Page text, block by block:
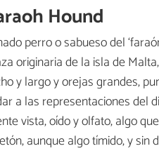
Hound
perro o sabueso del
originaria de la isla de
y largo y orejas grandes,
a las representaciones del
vista, oído y olfato, algo
aunque algo tímido, y sin